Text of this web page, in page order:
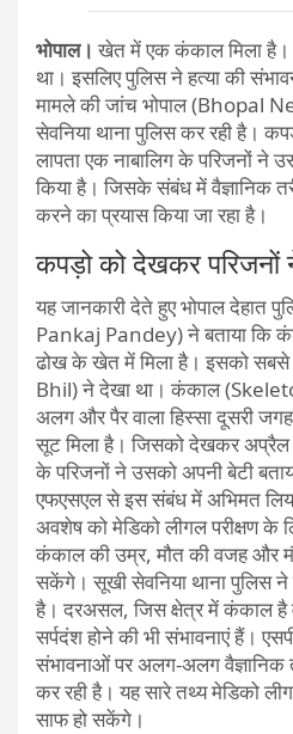
भोपाल। खेत में एक कंकाल मिला है।
था। इसलिए पुलिस ने हत्या की
मामले की जांच भोपाल (Bhopal
सेवनिया थाना पुलिस कर रही है।
लापता एक नाबालिग के परिजनों ने
किया है। जिसके संबंध में वैज्ञानिक
करने का प्रयास किया जा रहा है।
कपड़ो को देखकर परिजनों
यह जानकारी देते हुए भोपाल देहात
Pankaj Pandey) ने बताया कि
ढोख के खेत में मिला है। इसको सबसे
Bhil) ने देखा था। कंकाल
अलग और पैर वाला हिस्सा दूसरी
सूट मिला है। जिसको देखकर अप्रैल
के परिजनों ने उसको अपनी बेटी
एफएसएल से इस संबंध में अभिमत
अवशेष को मेडिको लीगल परीक्षण के
कंकाल की उम्र, मौत की वजह और
सकेंगे। सूखी सेवनिया थाना पुलिस
है। दरअसल, जिस क्षेत्र में कंकाल है
सर्पदंश होने की भी संभावनाएं हैं।
संभावनाओं पर अलग-अलग वैज्ञानिक
कर रही है। यह सारे तथ्य मेडिको
साफ हो सकेंगे।